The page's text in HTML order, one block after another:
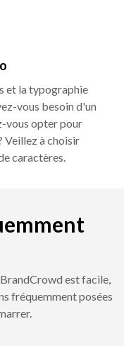
et la typographie
vous besoin d'un
vous opter pour
Veillez à choisir
caractères.
est facile,
fréquemment posées